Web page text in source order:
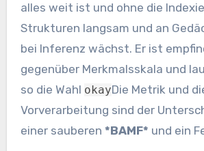
alles weit ist und ohne die
Strukturen langsam und an
bei Inferenz wächst. Er ist
gegenüber Merkmalsskala und
so die Wahl okayDie Metrik und
Vorverarbeitung sind der
einer sauberen *BAMF* und ein